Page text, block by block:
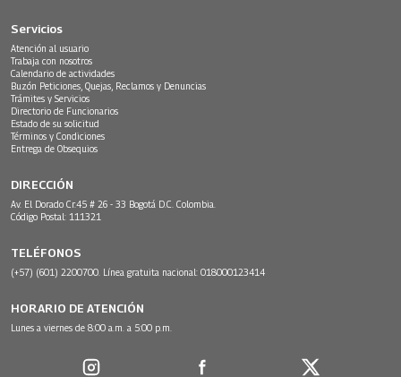
Servicios
Atención al usuario
Trabaja con nosotros
Calendario de actividades
Buzón Peticiones, Quejas, Reclamos y Denuncias
Trámites y Servicios
Directorio de Funcionarios
Estado de su solicitud
Términos y Condiciones
Entrega de Obsequios
DIRECCIÓN
Av. El Dorado Cr.45 # 26 - 33 Bogotá D.C. Colombia.
Código Postal: 111321
TELÉFONOS
(+57) (601) 2200700. Línea gratuita nacional: 018000123414
HORARIO DE ATENCIÓN
Lunes a viernes de 8:00 a.m. a 5:00 p.m.